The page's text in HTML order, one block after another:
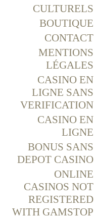
CULTURELS
BOUTIQUE
CONTACT
MENTIONS
LÉGALES
CASINO EN
LIGNE SANS
VERIFICATION
CASINO EN
LIGNE
BONUS SANS
DEPOT CASINO
ONLINE
CASINOS NOT
REGISTERED
WITH GAMSTOP